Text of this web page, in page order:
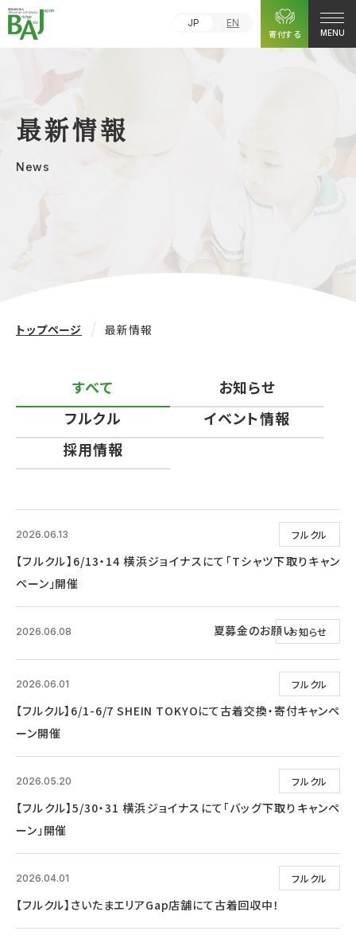
JP
EN
寄付する
MENU
最新情報
News
トップページ 最新情報
すべて
お知らせ
フルクル
イベント情報
採用情報
フルクル
2026.06.13
【フルクル】6/13・14 横浜ジョイナスにて「Tシャツ下取りキャン
ペーン」開催
お知らせ
2026.06.08 夏募金のお願い
フルクル
2026.06.01
【フルクル】6/1-6/7 SHEIN TOKYOにて古着交換・寄付キャンペ
ーン開催
フルクル
2026.05.20
【フルクル】5/30・31 横浜ジョイナスにて「バッグ下取りキャンペ
ーン」開催
フルクル
2026.04.01
【フルクル】さいたまエリアGap店舗にて古着回収中！